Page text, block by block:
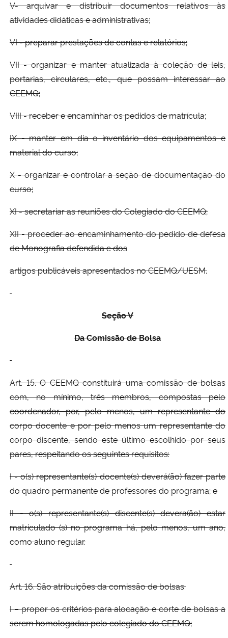
V- arquivar e distribuir documentos relativos às
atividades didáticas e administrativas;
VI - preparar prestações de contas e relatórios;
VII - organizar e manter atualizada à coleção de leis,
portarias, circulares, etc., que possam interessar ao
CEEMQ;
VIII - receber e encaminhar os pedidos de matrícula;
IX - manter em dia o inventário dos equipamentos e
material do curso;
X - organizar e controlar a seção de documentação do
curso;
XI - secretariar as reuniões do Colegiado do CEEMQ;
XII - proceder ao encaminhamento do pedido de defesa
de Monografia defendida c dos
artigos publicáveis apresentados no CEEMQ/UESM.
Seção V
Da Comissão de Bolsa
Art. 15. O CEEMQ constituirá uma comissão de bolsas
com, no mínimo, três membros, compostas pelo
coordenador, por, pelo menos, um representante do
corpo docente e por pelo menos um representante do
corpo discente, sendo este último escolhido por seus
pares, respeitando os seguintes requisitos:
I - o(s) representante(s) docente(s) deverá(ão) fazer parte
do quadro permanente de professores do programa; e
II - o(s) representante(s) discente(s) devera(ão) estar
matriculado (s) no programa há, pelo menos, um ano,
como aluno regular.
Art. 16. São atribuições da comissão de bolsas:
I – propor os critérios para alocação e corte de bolsas a
serem homologadas pelo colegiado do CEEMQ;